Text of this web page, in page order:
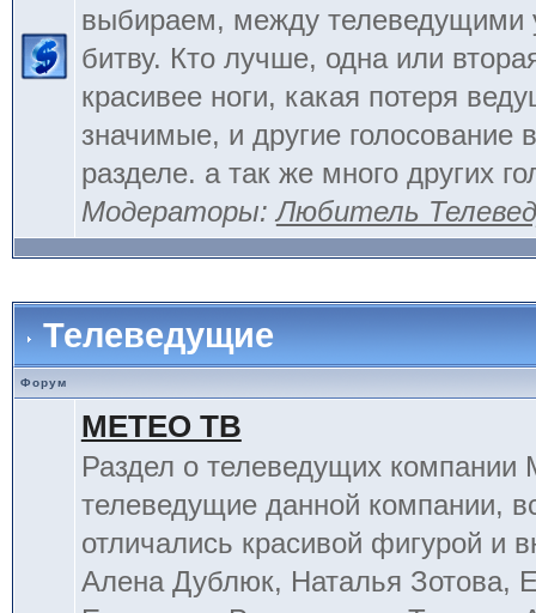
выбираем, между телеведущими
битву. Кто лучше, одна или
красивее ноги, какая потеря
значимые, и другие голосование
разделе. а так же много других
Модераторы:Любитель
Телеведущие
Форум
МЕТЕО ТВ
Раздел о телеведущих
телеведущие данной компании,
отличались красивой фигурой и
Алена Дублюк, Наталья Зотова,